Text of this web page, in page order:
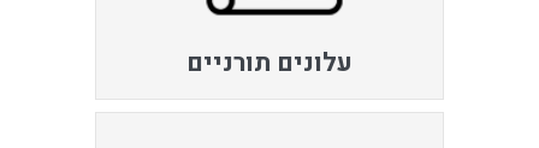
עלונים תורניים